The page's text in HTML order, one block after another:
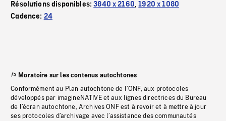
Résolutions disponibles:3840 x 2160,1920 x 1080
Cadence: 24
Moratoire sur les contenus autochtones
Conformément au Plan autochtone de l’ONF, aux protocoles
développés par imagineNATIVE et aux lignes directrices du Bureau
de l’écran autochtone, Archives ONF est à revoir et à mettre à jour
ses protocoles d’archivage avec l’assistance des communautés